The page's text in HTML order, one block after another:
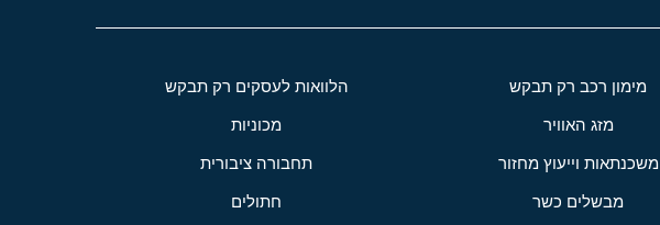
מימון רכב רק תבקש הלוואות לעסקים רק תבקש
מזג האוויר מכוניות
משכנתאות וייעוץ מחזור תחבורה ציבורית
מבשלים כשר חתולים